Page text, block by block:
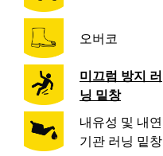
오버코
미끄럼 방지 러
닝 밑창
내유성 및 내연
기관 러닝 밑창